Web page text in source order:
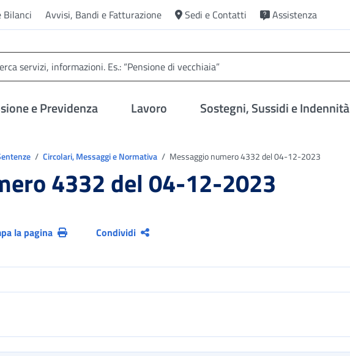
Bilanci Avvisi, Bandi e Fatturazione Sedi e Contatti Assistenza
e Previdenza Lavoro Sostegni, Sussidi e Indennità
Circolari, Messaggi e Normativa Messaggio numero 4332 del 04-12-2023
4332 del 04-12-2023
la pagina Condividi